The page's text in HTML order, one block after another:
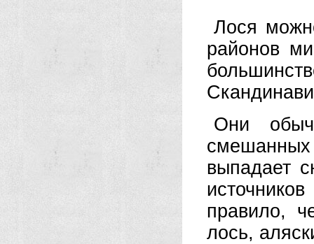
Лося
районов
Они
выпадает
правило,
лось,